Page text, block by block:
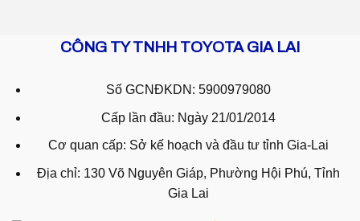
CÔNG TY TNHH TOYOTA GIA LAI
Số GCNĐKDN: 5900979080
Cấp lần đầu: Ngày 21/01/2014
Cơ quan cấp: Sở kế hoạch và đầu tư tỉnh Gia-Lai
Địa chỉ: 130 Võ Nguyên Giáp, Phường Hội Phú, Tỉnh
Gia Lai